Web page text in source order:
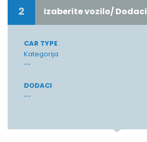
2 Izaberite vozilo/ Dodaci
CAR TYPE
Kategorija
--
DODACI
--